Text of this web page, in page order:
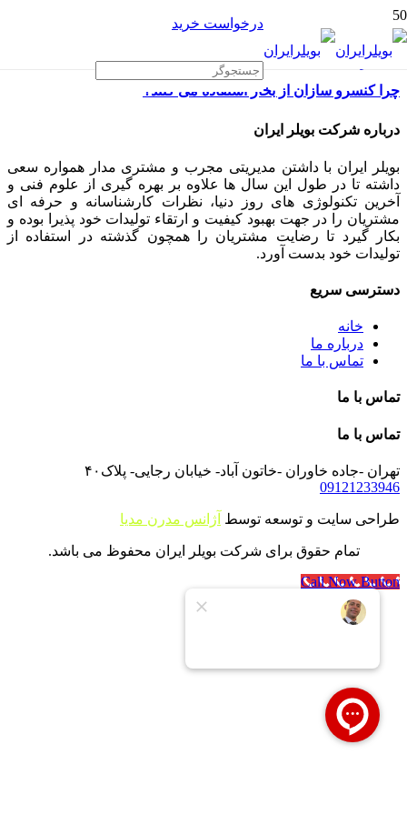
درخواست خرید
چرا کنسرو سازان از بخار استفاده می کنند؟
درباره شرکت بویلر ایران
بویلر ایران با داشتن مدیریتی مجرب و مشتری مدار همواره سعی
داشته تا در طول این سال ها علاوه بر بهره گیری از علوم فنی و
آخرین تکنولوژی های روز دنیا، نظرات کارشناسانه و حرفه ای
مشتریان را در جهت بهبود کیفیت و ارتقاء تولیدات خود پذیرا بوده و
بکار گیرد تا رضایت مشتریان را همچون گذشته در استفاده از
تولیدات خود بدست آورد.
دسترسی سریع
خانه
درباره ما
تماس با ما
تماس با ما
تماس با ما
تهران -جاده خاوران -خاتون آباد- خیابان رجایی- پلاک۴۰
09121233946
طراحی سایت و توسعه توسط آژانس مدرن مدیا
تمام حقوق برای شرکت بویلر ایران محفوظ می باشد.
Call Now Button